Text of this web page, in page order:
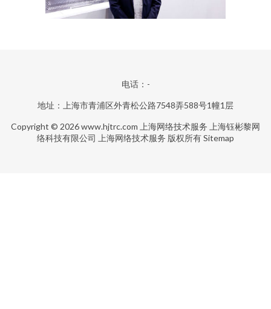
电话：-
地址：上海市青浦区外青松公路7548弄588号1幢1层
Copyright © 2026www.hjtrc.com 上海网络技术服务 上海钰彬黎网
络科技有限公司
上海网络技术服务 版权所有Sitemap